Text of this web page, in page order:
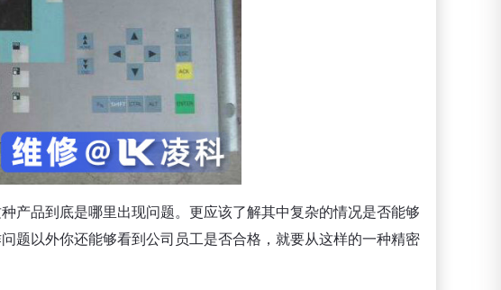
产品到底是哪里出现问题。更应该了解其中复杂的情况是否能够
题以外你还能够看到公司员工是否合格，就要从这样的一种精密